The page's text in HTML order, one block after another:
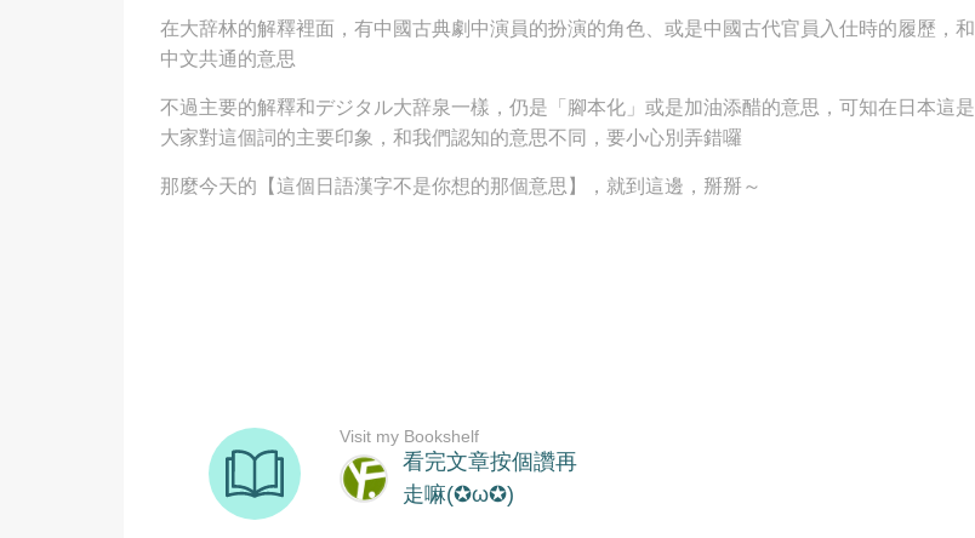
在大辞林的解釋裡面，有中國古典劇中演員的扮演的角色、或是中國古代官員入仕時的履歷，和
中文共通的意思
不過主要的解釋和デジタル大辞泉一樣，仍是「腳本化」或是加油添醋的意思，可知在日本這是
大家對這個詞的主要印象，和我們認知的意思不同，要小心別弄錯囉
那麼今天的【這個日語漢字不是你想的那個意思】，就到這邊，掰掰～